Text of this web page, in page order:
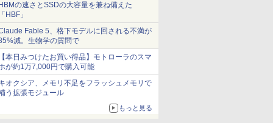
の速さとSSDの大容量を兼ね備えた
HBF」
Fable 5、格下モデルに回される不満が
減。生物学の質問で
本日みつけたお買い得品】モトローラのスマ
が約1万7,000円で購入可能
オクシア、メモリ不足をフラッシュメモリで
う拡張モジュール
もっと見る